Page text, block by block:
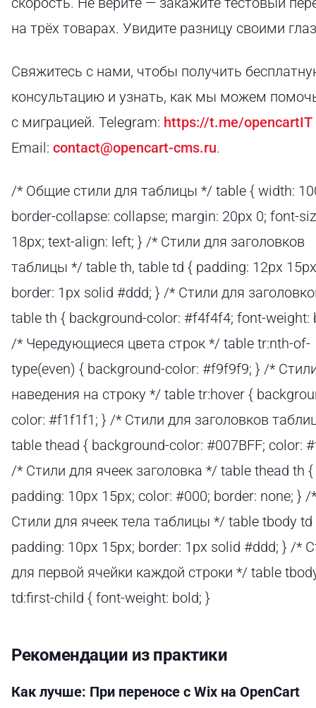
на трёх товарах. Увидите разницу своими
Свяжитесь с нами, чтобы получить
консультацию и узнать, как мы можем
с миграцией. Telegram: https://t.me/opencartIT
Email: contact@opencart-cms.ru.
/* Общие стили для таблицы */ table { width:
border-collapse: collapse; margin: 20px 0; font-
18px; text-align: left; } /* Стили для заголовков
таблицы */ table th, table td { padding: 12px
border: 1px solid #ddd; } /* Стили для
table th { background-color: #f4f4f4; font-weight:
/* Чередующиеся цвета строк */ table tr:nth-of-
type(even) { background-color: #f9f9f9; } /*
наведения на строку */ table tr:hover {
color: #f1f1f1; } /* Стили для заголовков
table thead { background-color: #007BFF; color:
/* Стили для ячеек заголовка */ table thead th {
padding: 10px 15px; color: #000; border: none; } /*
Стили для ячеек тела таблицы */ table tbody td
padding: 10px 15px; border: 1px solid #ddd; } /*
для первой ячейки каждой строки */ table
td:first-child { font-weight: bold; }
Рекомендации из практики
Как лучше: При переносе с Wix на OpenCart